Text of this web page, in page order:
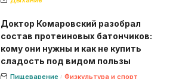
Доктор Комаровский разобрал
состав протеиновых батончиков:
кому они нужны и как не купить
сладость под видом пользы
Пищеварение Физкультура и спорт